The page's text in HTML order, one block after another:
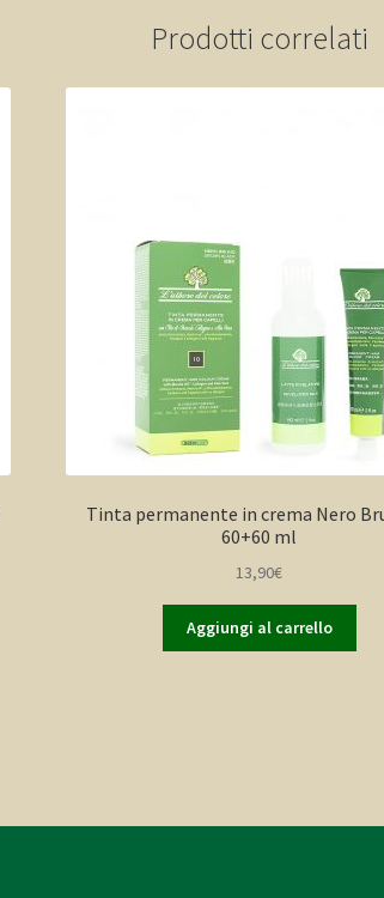
Prodotti correlati
Tinta permanente in crema Nero
60+60 ml
13,90€
Aggiungi al carrello